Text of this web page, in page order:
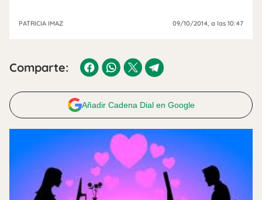
PATRICIA IMAZ 09/10/2014, a las 10:47
Comparte:
Añadir Cadena Dial en Google